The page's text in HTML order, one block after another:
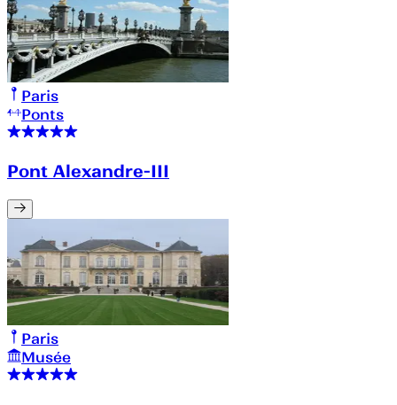
Paris
Ponts
Pont Alexandre-III
Paris
Musée